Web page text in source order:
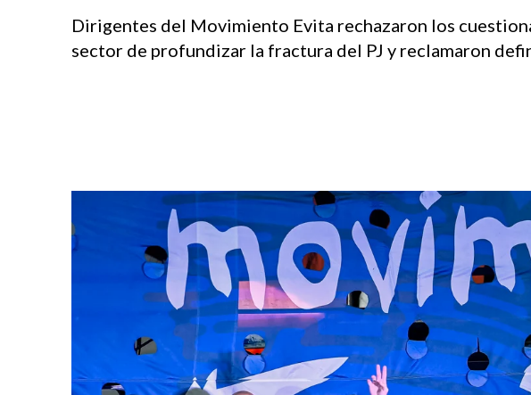
Dirigentes del Movimiento Evita rechazaron los
sector de profundizar la fractura del PJ y reclamaron